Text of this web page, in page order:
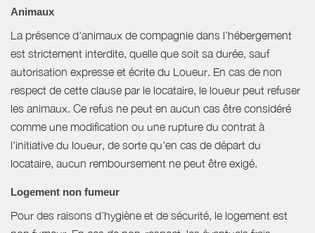
Animaux
La présence d'animaux de compagnie dans l’hébergement
est strictement interdite, quelle que soit sa durée, sauf
autorisation expresse et écrite du Loueur. En cas de non
respect de cette clause par le locataire, le loueur peut refuser
les animaux. Ce refus ne peut en aucun cas être considéré
comme une modification ou une rupture du contrat à
l'initiative du loueur, de sorte qu'en cas de départ du
locataire, aucun remboursement ne peut être exigé.
Logement non fumeur
Pour des raisons d’hygiène et de sécurité, le logement est